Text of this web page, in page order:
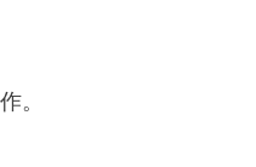
。